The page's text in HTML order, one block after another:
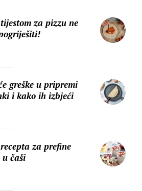
za pizzu ne
greške u pripremi
i kako ih izbjeći
za prefine
u čaši